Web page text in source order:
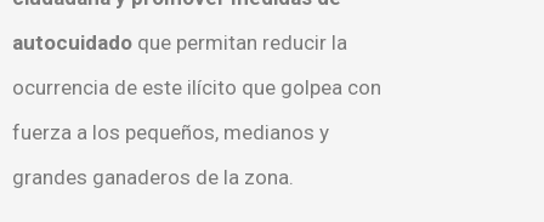
autocuidado que permitan reducir la
ocurrencia de este ilícito que golpea con
fuerza a los pequeños, medianos y
grandes ganaderos de la zona.